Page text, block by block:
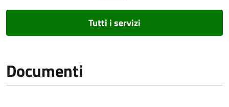
Tutti i servizi
Documenti